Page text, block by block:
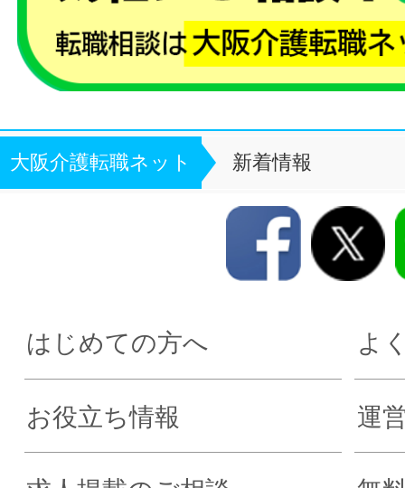
大阪介護転職ネット 新着情報
はじめての方へ よ
お役立ち情報 運